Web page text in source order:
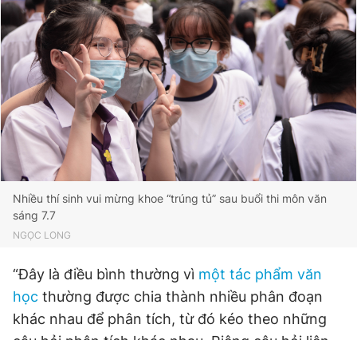
Hotline
0906 645 777
Liên hệ quảng cáo
0908 780 404
Đặt báo Quảng cáo RSS Tòa soạn Chính sách bảo
Tổng biên tập: Nguyễn Ngọc Toàn
Phó tổng biên tập thường trực: Hải Thành
Phó tổng biên tập: Lâm Hiếu Dũng
Phó tổng biên tập: Trần Việt Hưng
Tổng thư ký tòa soạn: Đức Trung
Giấy phép xuất bản số 110/GP - BTTTT cấp ngày 24.3.2020
© 2003-2026 Bản quyền thuộc về Báo Thanh Niên. Cấm sao
chép dưới mọi hình thức nếu không có sự chấp thuận bằng văn
Nhiều thí sinh vui mừng khoe “trúng tủ” sau buổi thi môn văn
sáng 7.7
NGỌC LONG
“Đây là điều bình thường vì một tác phẩm văn
học thường được chia thành nhiều phân đoạn
khác nhau để phân tích, từ đó kéo theo những